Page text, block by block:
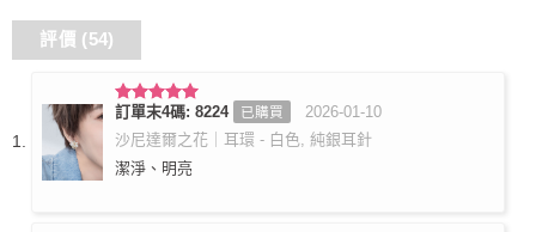
評價 (54)
評分5滿
分 5
訂單末4碼: 8224 已購買
2026-01-10
沙尼達爾之花｜耳環 - 白色, 純銀耳針
潔淨、明亮